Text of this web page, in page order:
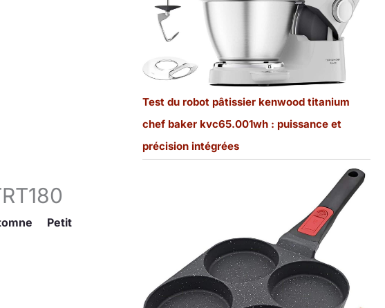
Petit
Test du robot pâtissier kenwood titanium
chef baker kvc65.001wh : puissance et
précision intégrées